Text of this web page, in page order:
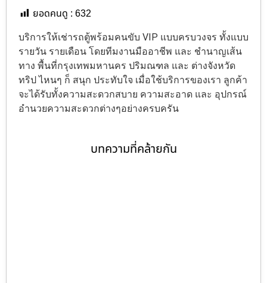
ยอดคนดู : 632
บริการให้เช่ารถตู้พร้อมคนขับ VIP แบบครบวงจร ทั้งแบบ
รายวัน รายเดือน โดยทีมงานมืออาชีพ และ ชำนาญเส้น
ทาง พื้นที่กรุงเทพมหานคร ปริมณฑล และ ต่างจังหวัด
ทริป ไหนๆ ก็ สนุก ประทับใจ เมื่อใช้บริการของเรา ลูกค้า
จะได้รับทั้งความสะดวกสบาย ความสะอาด และ อุปกรณ์
อำนวยความสะดวกต่างๆอย่างครบครัน
บทความที่คล้ายกัน